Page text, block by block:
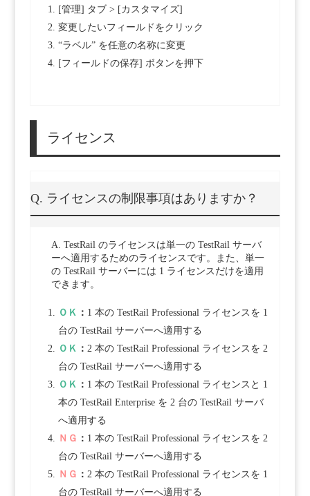
[管理] タブ > [カスタマイズ]
変更したいフィールドをクリック
“ラベル” を任意の名称に変更
[フィールドの保存] ボタンを押下
ライセンス
Q. ライセンスの制限事項はありますか？
A. TestRail のライセンスは単一の TestRail サーバ
ーへ適用するためのライセンスです。また、単一
の TestRail サーバーには 1 ライセンスだけを適用
できます。
ＯＫ ： 1 本の TestRail Professional ライセンスを 1
台の TestRail サーバーへ適用する
ＯＫ ： 2 本の TestRail Professional ライセンスを 2
台の TestRail サーバーへ適用する
ＯＫ ： 1 本の TestRail Professional ライセンスと 1
本の TestRail Enterprise を 2 台の TestRail サーバ
へ適用する
ＮＧ ： 1 本の TestRail Professional ライセンスを 2
台の TestRail サーバーへ適用する
ＮＧ ： 2 本の TestRail Professional ライセンスを 1
台の TestRail サーバーへ適用する